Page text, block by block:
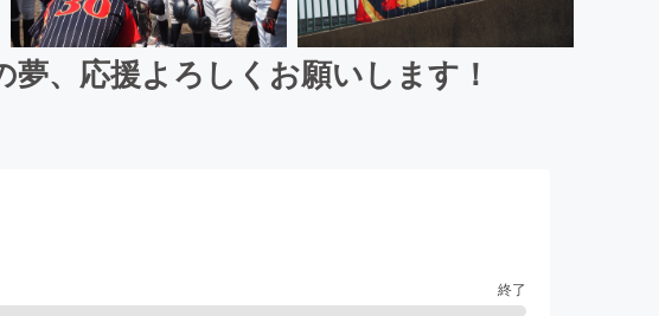
、応援よろしくお願いします！
終了